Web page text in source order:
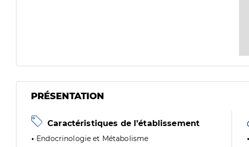
PRÉSENTATION
Caractéristiques de l’établissement
Endocrinologie et Métabolisme